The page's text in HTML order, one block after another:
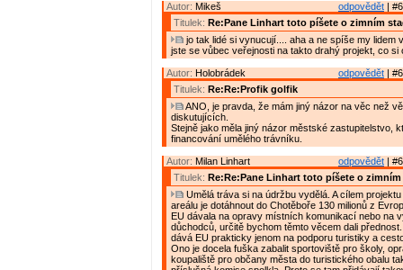
odpovědět |
Autor: Mikeš
Titulek: Re:Pane Linhart toto píšete o zimním
jo tak lidé si vynucují.... aha a ne spíše my lidem
jste se vůbec veřejnosti na takto drahý projekt, co si
odpovědět |
Autor: Holobrádek
Titulek: Re:Re:Profik golfik
ANO, je pravda, že mám jiný názor na věc než
diskutujících.
Stejně jako měla jiný názor městské zastupitelstvo,
financování umělého trávníku.
odpovědět |
Autor: Milan Linhart
Titulek: Re:Re:Pane Linhart toto píšete o
Umělá tráva si na údržbu vydělá. A cílem
areálu je dotáhnout do Chotěboře 130 milionů z
EU dávala na opravy místních komunikací nebo na
důchodců, určitě bychom těmto věcem dali
dává EU prakticky jenom na podporu turistiky a
Ono je docela fuška zabalit sportoviště pro školy,
koupaliště pro občany města do turistického obalu